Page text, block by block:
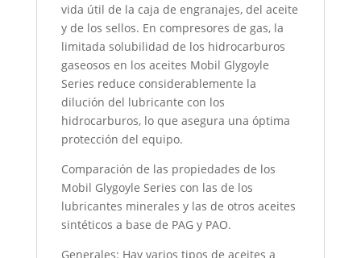
vida útil de la caja de engranajes, del aceite
y de los sellos. En compresores de gas, la
limitada solubilidad de los hidrocarburos
gaseosos en los aceites Mobil Glygoyle
Series reduce considerablemente la
dilución del lubricante con los
hidrocarburos, lo que asegura una óptima
protección del equipo.
Comparación de las propiedades de los
Mobil Glygoyle Series con las de los
lubricantes minerales y las de otros aceites
sintéticos a base de PAG y PAO.
Generales: Hay varios tipos de aceites a